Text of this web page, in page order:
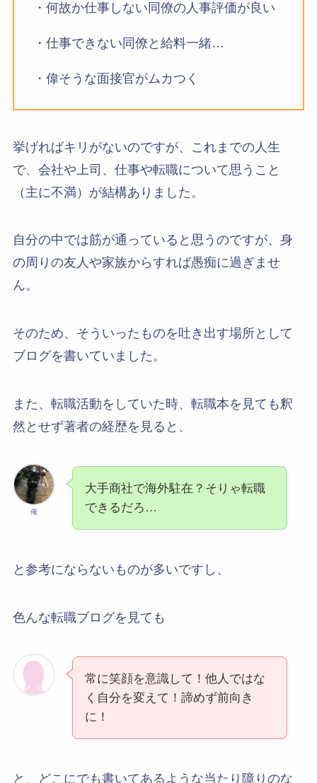
・何故か仕事しない同僚の人事評価が良い
・仕事できない同僚と給料一緒…
・偉そうな面接官がムカつく
挙げればキリがないのですが、これまでの人生
で、会社や上司、仕事や転職について思うこと
（主に不満）が結構ありました。
自分の中では筋が通っていると思うのですが、身
の周りの友人や家族からすれば愚痴に過ぎませ
ん。
そのため、そういったものを吐き出す場所として
ブログを書いていました。
また、転職活動をしていた時、転職本を見ても釈
然とせず著者の経歴を見ると、
俺
大手商社で海外駐在？そりゃ転職
できるだろ…
と参考にならないものが多いですし、
色んな転職ブログを見ても
常に笑顔を意識して！他人ではな
く自分を変えて！諦めず前向き
に！
と、どこにでも書いてあるような当たり障りのな